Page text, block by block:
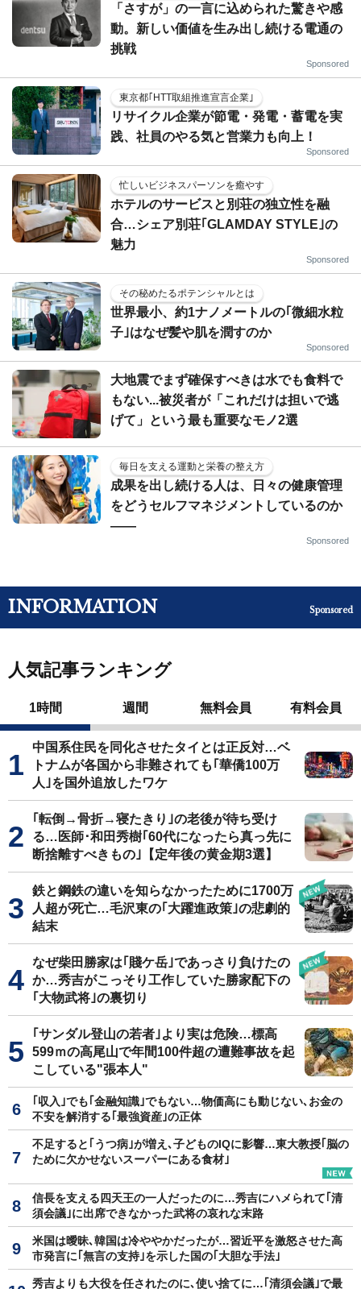
「さすが」の一言に込められた驚きや感
動。新しい価値を生み出し続ける電通の
挑戦
Sponsored
東京都｢HTT取組推進宣言企業｣
リサイクル企業が節電・発電・蓄電を実
践、社員のやる気と営業力も向上！
Sponsored
忙しいビジネスパーソンを癒やす
ホテルのサービスと別荘の独立性を融
合…シェア別荘｢GLAMDAY STYLE｣の
魅力
Sponsored
その秘めたるポテンシャルとは
世界最小、約1ナノメートルの｢微細水粒
子｣はなぜ髪や肌を潤すのか
Sponsored
大地震でまず確保すべきは水でも食料で
もない...被災者が「これだけは担いで逃
げて」という最も重要なモノ2選
毎日を支える運動と栄養の整え方
成果を出し続ける人は、日々の健康管理
をどうセルフマネジメントしているのか
——
Sponsored
INFORMATION Sponsored
人気記事ランキング
1時間 週間 無料会員 有料会員
中国系住民を同化させたタイとは正反対…ベ
トナムが各国から非難されても｢華僑100万
人｣を国外追放したワケ
｢転倒→骨折→寝たきり｣の老後が待ち受け
る…医師･和田秀樹｢60代になったら真っ先に
断捨離すべきもの｣【定年後の黄金期3選】
鉄と鋼鉄の違いを知らなかったために1700万
人超が死亡…毛沢東の｢大躍進政策｣の悲劇的
結末
なぜ柴田勝家は｢賤ケ岳｣であっさり負けたの
か…秀吉がこっそり工作していた勝家配下の
｢大物武将｣の裏切り
｢サンダル登山の若者｣より実は危険…標高
599ｍの高尾山で年間100件超の遭難事故を起
こしている"張本人"
｢収入｣でも｢金融知識｣でもない…物価高にも動じない､お金の
不安を解消する｢最強資産｣の正体
不足すると｢うつ病｣が増え､子どものIQに影響…東大教授｢脳の
ために欠かせないスーパーにある食材｣
信長を支える四天王の一人だったのに…秀吉にハメられて｢清
須会議｣に出席できなかった武将の哀れな末路
米国は曖昧､韓国は冷ややかだったが…習近平を激怒させた高
市発言に｢無言の支持｣を示した国の｢大胆な手法｣
秀吉よりも大役を任されたのに､使い捨てに…｢清須会議｣で最